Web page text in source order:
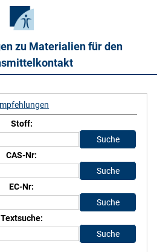
zu Materialien für den
Stoff:
CAS-Nr:
EC-Nr:
Textsuche: